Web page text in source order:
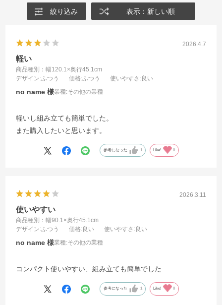
絞り込み 表示：新しい順
2026.4.7
軽い
商品種別：幅120.1×奥行45.1cm
デザイン:ふつう 価格:ふつう 使いやすさ :良い
no name 業種:その他の業種
軽いし組み立ても簡単でした。
また購入したいと思います。
参考になった 1 Like! 0
2026.3.11
使いやすい
商品種別：幅90.1×奥行45.1cm
デザイン:ふつう 価格:良い 使いやすさ :良い
no name 業種:その他の業種
コンパクト使いやすい、組み立ても簡単でした
参考になった 1 Like! 0